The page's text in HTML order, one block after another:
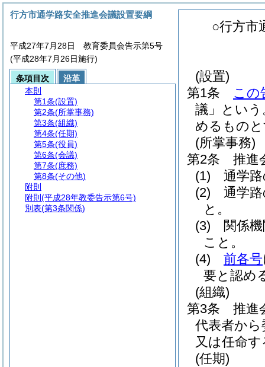
○行方市
(設置)
第1条
この
議」という
めるもの
(所掌事務)
第2条
推進
(1)
通学
(2)
通学
と。
(3)
関係
こと。
(4)
前各号
要と認め
(組織)
第3条
推進
代表者か
又は任命
(任期)
行方市通学路安全推進会議設置要綱
平成27年7月28日 教育委員会告示第5号
(平成28年7月26日施行)
条項目次
沿革
本則
第1条(設置)
第2条(所掌事務)
第3条(組織)
第4条(任期)
第5条(役員)
第6条(会議)
第7条(庶務)
第8条(その他)
附則
附則 (平成28年教委告示第6号)
別表(第3条関係)